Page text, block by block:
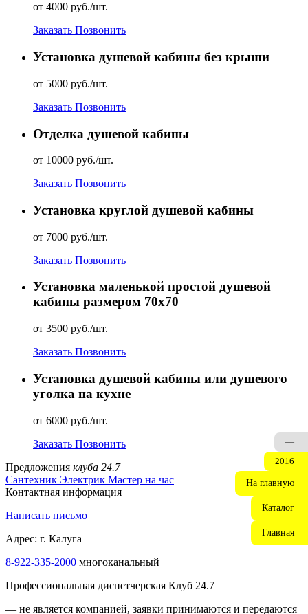
от 4000 руб./шт.
Заказать Позвонить
Установка душевой кабины без крыши
от 5000 руб./шт.
Заказать Позвонить
Отделка душевой кабины
от 10000 руб./шт.
Заказать Позвонить
Установка круглой душевой кабины
от 7000 руб./шт.
Заказать Позвонить
Установка маленькой простой душевой
кабины размером 70х70
от 3500 руб./шт.
Заказать Позвонить
Установка душевой кабины или душевого
уголка на кухне
от 6000 руб./шт.
Заказать Позвонить
Предложения клуба 24.7
Сантехник Электрик Мастер на час
Контактная информация
Написать письмо
Адрес: г. Калуга
8-922-335-2000 многоканальный
Профессиональная диспетчерская Клуб 24.7
— не является компанией, заявки принимаются и передаются
—
2016
На главную
Каталог
Главная